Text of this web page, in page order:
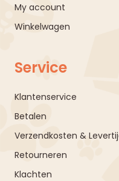
My account
Winkelwagen
Service
Klantenservice
Betalen
Verzendkosten &
Retourneren
Klachten